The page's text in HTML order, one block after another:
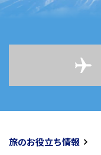
旅のお役立ち情報